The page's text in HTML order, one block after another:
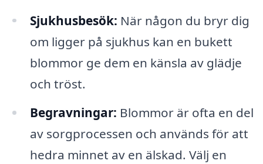
Sjukhusbesök: När någon du bryr dig
om ligger på sjukhus kan en bukett
blommor ge dem en känsla av glädje
och tröst.
Begravningar: Blommor är ofta en del
av sorgprocessen och används för att
hedra minnet av en älskad. Välj en